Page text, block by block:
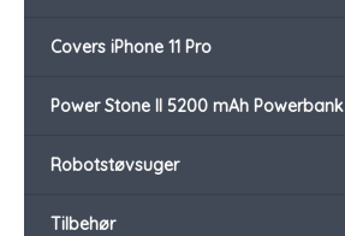
Covers iPhone 11 Pro
Power Stone II 5200 mAh Powerbank
Robotstøvsuger
Tilbehør